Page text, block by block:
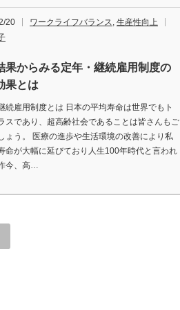
20 ワークライフバランス, 生産性向上
果からみる定年・継続雇用制度の
果とは
続雇用制度とは 日本の平均寿命は世界でもト
スであり、超高齢社会であることは皆さんもご
ょう。 医療の進歩や生活環境の改善により私
命が大幅に延びており人生100年時代と言われ
今、高…